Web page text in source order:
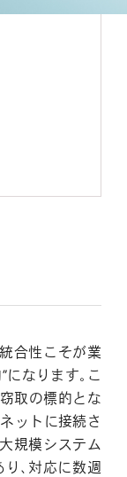
統合性こそが業
なります。こ
取の標的とな
ットに接続さ
規模システム
、対応に数週